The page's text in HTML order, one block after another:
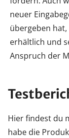
neuer
übergeben
erhältlich und
Anspruch der
Hier findest du
habe die